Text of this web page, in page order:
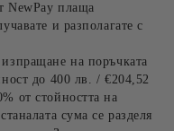
NewPay плаща
и разполагате с
на поръчката
до 400 лв. / €204,52
от стойността на
сума се разделя